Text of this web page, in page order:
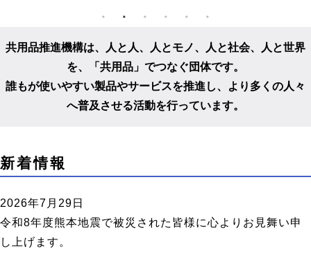
共用品推進機構は、人と人、人とモノ、人と社会、人と世界
を、
「共用品」でつなぐ団体です。
誰もが使いやすい製品やサービスを推進し、
より多くの人々
へ普及させる活動を行っています。
こ
こ
ら
新着情報
2026年7月29日
令和8年度熊本地震で被災された皆様に心よりお見舞い申
し上げます。